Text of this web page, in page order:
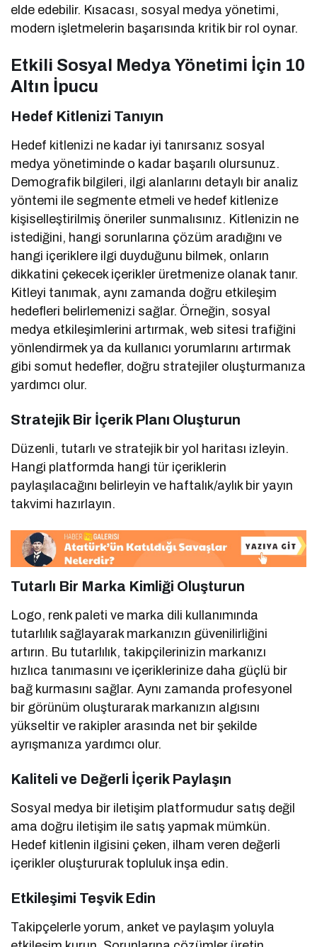
elde edebilir. Kısacası, sosyal medya yönetimi,
modern işletmelerin başarısında kritik bir rol oynar.
Etkili Sosyal Medya Yönetimi İçin 10
Altın İpucu
Hedef Kitlenizi Tanıyın
Hedef kitlenizi ne kadar iyi tanırsanız sosyal
medya yönetiminde o kadar başarılı olursunuz.
Demografik bilgileri, ilgi alanlarını detaylı bir analiz
yöntemi ile segmente etmeli ve hedef kitlenize
kişiselleştirilmiş öneriler sunmalısınız. Kitlenizin ne
istediğini, hangi sorunlarına çözüm aradığını ve
hangi içeriklere ilgi duyduğunu bilmek, onların
dikkatini çekecek içerikler üretmenize olanak tanır.
Kitleyi tanımak, aynı zamanda doğru etkileşim
hedefleri belirlemenizi sağlar. Örneğin, sosyal
medya etkileşimlerini artırmak, web sitesi trafiğini
yönlendirmek ya da kullanıcı yorumlarını artırmak
gibi somut hedefler, doğru stratejiler oluşturmanıza
yardımcı olur.
Stratejik Bir İçerik Planı Oluşturun
Düzenli, tutarlı ve stratejik bir yol haritası izleyin.
Hangi platformda hangi tür içeriklerin
paylaşılacağını belirleyin ve haftalık/aylık bir yayın
takvimi hazırlayın.
Tutarlı Bir Marka Kimliği Oluşturun
Logo, renk paleti ve marka dili kullanımında
tutarlılık sağlayarak markanızın güvenilirliğini
artırın. Bu tutarlılık, takipçilerinizin markanızı
hızlıca tanımasını ve içeriklerinize daha güçlü bir
bağ kurmasını sağlar. Aynı zamanda profesyonel
bir görünüm oluşturarak markanızın algısını
yükseltir ve rakipler arasında net bir şekilde
ayrışmanıza yardımcı olur.
Kaliteli ve Değerli İçerik Paylaşın
Sosyal medya bir iletişim platformudur satış değil
ama doğru iletişim ile satış yapmak mümkün.
Hedef kitlenin ilgisini çeken, ilham veren değerli
içerikler oluştururak topluluk inşa edin.
Etkileşimi Teşvik Edin
Takipçelerle yorum, anket ve paylaşım yoluyla